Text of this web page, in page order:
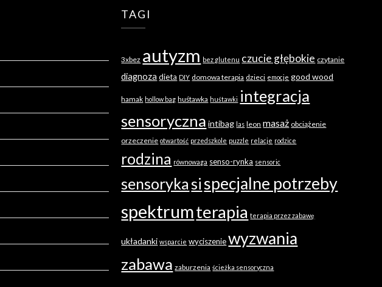
TAGI
3xbez autyzm bez glutenu czucie głębokie czytanie
diagnoza dieta DIY domowa terapia dzieci emocje good wood
hamak hollow bag huśtawka huśtawki integracja
sensoryczna intibag las leon masaż obciążenie
orzeczenie otwartość przedszkole puzzle relacje rodzice
rodzina równowaga senso-rynka sensoric
sensorykasispecjalne potrzeby
spektrumterapia terapia przez zabawę
układanki wsparcie wyciszenie wyzwania
zabawa zaburzenia ścieżka sensoryczna